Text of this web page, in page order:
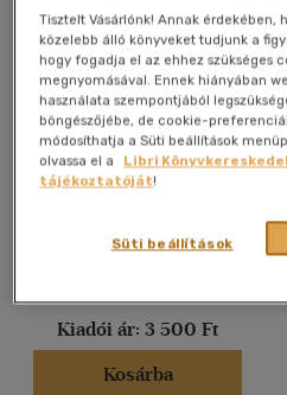
(14)
(12)
(5)
(4)
Pulmonológia a háziorvosi
gyakorlatban
Kiadói ár: 3 500 Ft
Kosárba
Tisztelt Vásárlónk! Annak érdekében,
közelebb álló könyveket tudjunk a
hogy fogadja el az ehhez szükséges
megnyomásával. Ennek hiányában
használata szempontjából
böngészőjébe, de cookie-
módosíthatja a Süti beállítások
olvassa el a
Libri
tájékoztatóját!
Süti beállítások